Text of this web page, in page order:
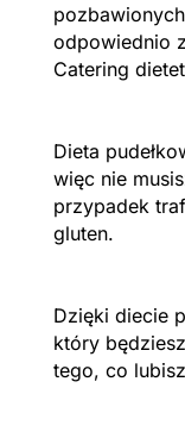
odpowiednio
Catering
Dieta
więc nie
przypadek
gluten.
Dzięki diecie
który
tego, co